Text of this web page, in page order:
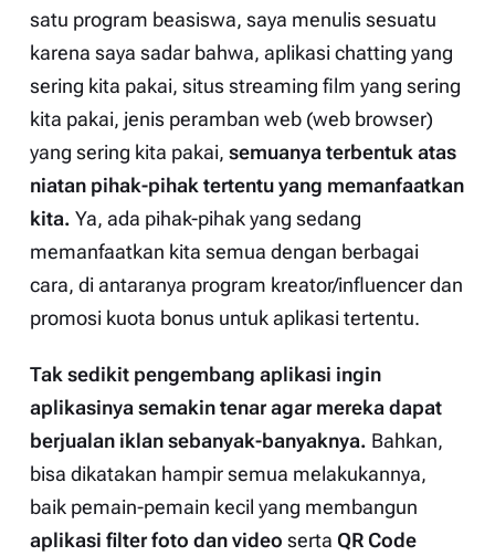
satu program beasiswa, saya menulis sesuatu
karena saya sadar bahwa, aplikasi chatting yang
sering kita pakai, situs streaming film yang sering
kita pakai, jenis peramban web (web browser)
yang sering kita pakai, semuanya terbentuk atas
niatan pihak-pihak tertentu yang memanfaatkan
kita. Ya, ada pihak-pihak yang sedang
memanfaatkan kita semua dengan berbagai
cara, di antaranya program kreator/influencerdan
promosi kuota bonus untuk aplikasi tertentu.
Tak sedikit pengembang aplikasi ingin
aplikasinya semakin tenar agar mereka dapat
berjualan iklan sebanyak-banyaknya. Bahkan,
bisa dikatakan hampir semua melakukannya,
baik pemain-pemain kecil yang membangun
aplikasi filterfoto dan video serta QR Code